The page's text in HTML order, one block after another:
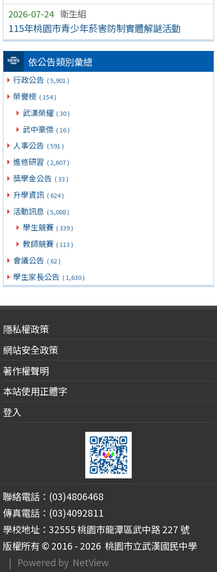
2026-07-24 衛生組
115年桃園市青少年菸害防制實體解謎活動
依公告類別彙總
行政公告 ( 5,901 )
榮譽榜 ( 154 )
武漢榮耀 ( 30 )
武中豪傑 ( 16 )
人事公告 ( 591 )
進修研習 ( 2,607 )
獎學金公告 ( 33 )
升學資訊 ( 624 )
活動訊息 ( 5,088 )
學生競賽 ( 339 )
教師競賽 ( 113 )
會議公告 ( 62 )
學生家長公告 ( 1,630 )
隱私權政策
網站安全政策
著作權聲明
本站使用正體字
登入
聯絡電話：(03)4806468
傳真電話：(03)4092811
學校地址：32555 桃園市龍潭區武中路 227 號
版權所有 © 2016 - 2026 桃園市立武漢國民中學
| Powered by NetView